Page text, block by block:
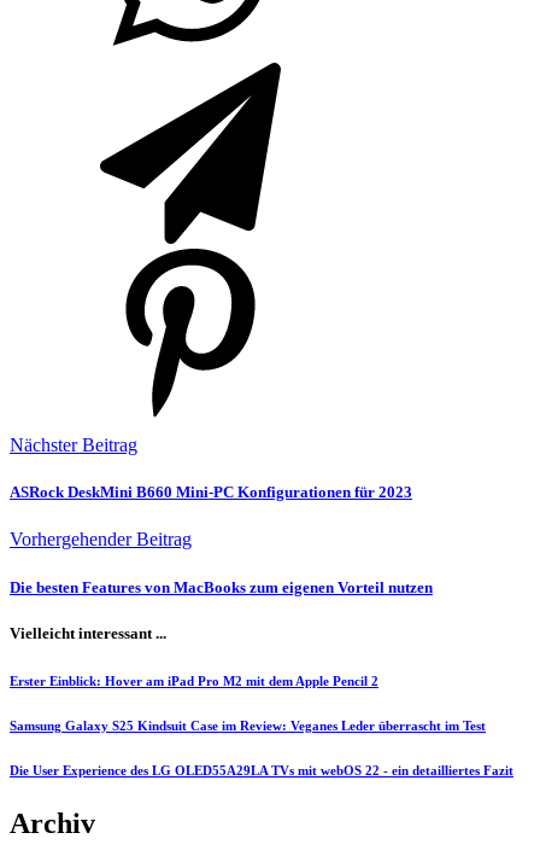
Nächster Beitrag
ASRock DeskMini B660 Mini-PC Konfigurationen für 2023
Vorhergehender Beitrag
Die besten Features von MacBooks zum eigenen Vorteil nutzen
Vielleicht interessant ...
Erster Einblick: Hover am iPad Pro M2 mit dem Apple Pencil 2
Samsung Galaxy S25 Kindsuit Case im Review: Veganes Leder überrascht im Test
Die User Experience des LG OLED55A29LA TVs mit webOS 22 - ein detailliertes Fazit
Archiv